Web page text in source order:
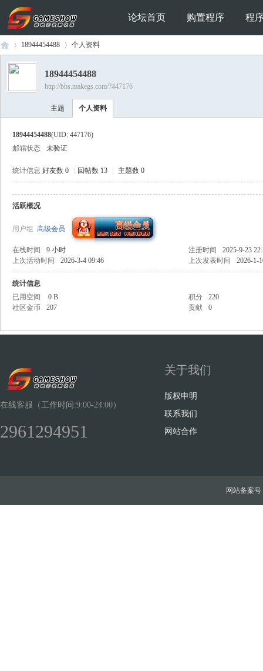
论坛首页 购置程序 程
Sh
›
18944454488 个人资料
18944454488
http://bbs.makegs.com/?447176
主题 个人资料
18944454488(UID: 447176)
邮箱状态
未验证
统计信息 好友数 0 回帖数 13 主题数 0
活跃概况
用户组 高级会员
在线时间 9 小时 注册时间
2025-9-23
上次活动时间
2026-3-4 09:46 上次发表时间 2026-1-
统计信息
已用空间
0 B 积分
220
社区金币
207 贡献 0
在线客服（工作时间:9:00-24:00）
2961294951
关于我们
版权申明
联系我们
网站合作
网站备案号